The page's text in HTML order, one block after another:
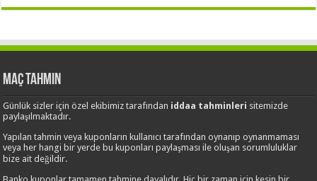
Maç Tahmin
Günlük sizler için özel ekibimiz tarafından iddaa tahminleri sitemizde
paylaşılmaktadır.
Yapılan tahmin veya kuponların kullanıcı tarafından oynanıp oynanmaması
veya her hangi bir yerde bu kuponları paylaşması ile oluşan sorumluluklar
bize ait değildir.